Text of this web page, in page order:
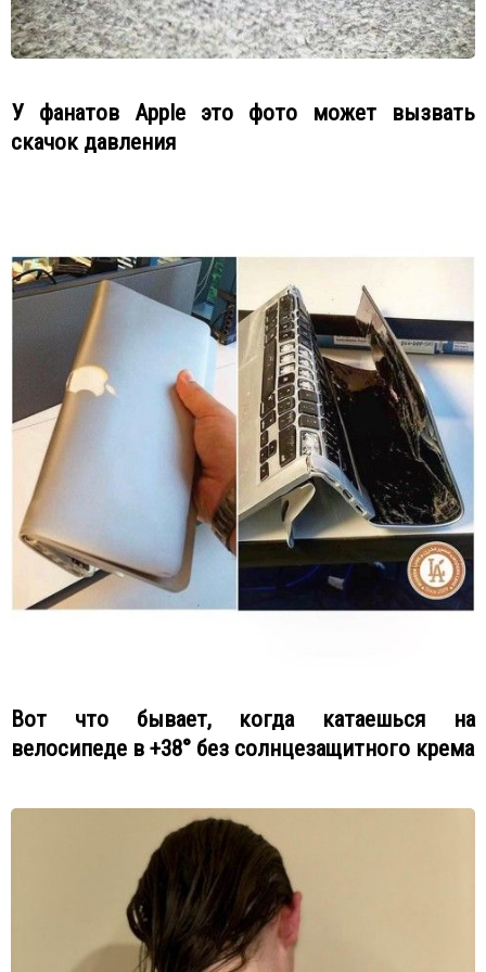
У фанатов Apple это фото может вызвать
скачок давления
Вот что бывает, когда катаешься на
велосипеде в +38° без солнцезащитного крема